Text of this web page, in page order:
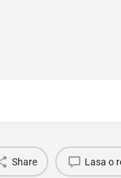
Share Lasa o